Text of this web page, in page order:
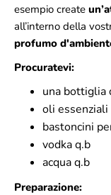
esempio create
all’interno della
profumo
Procuratevi:
una bottiglia
oli essenziali
bastoncini
vodka q.b
acqua q.b
Preparazione: